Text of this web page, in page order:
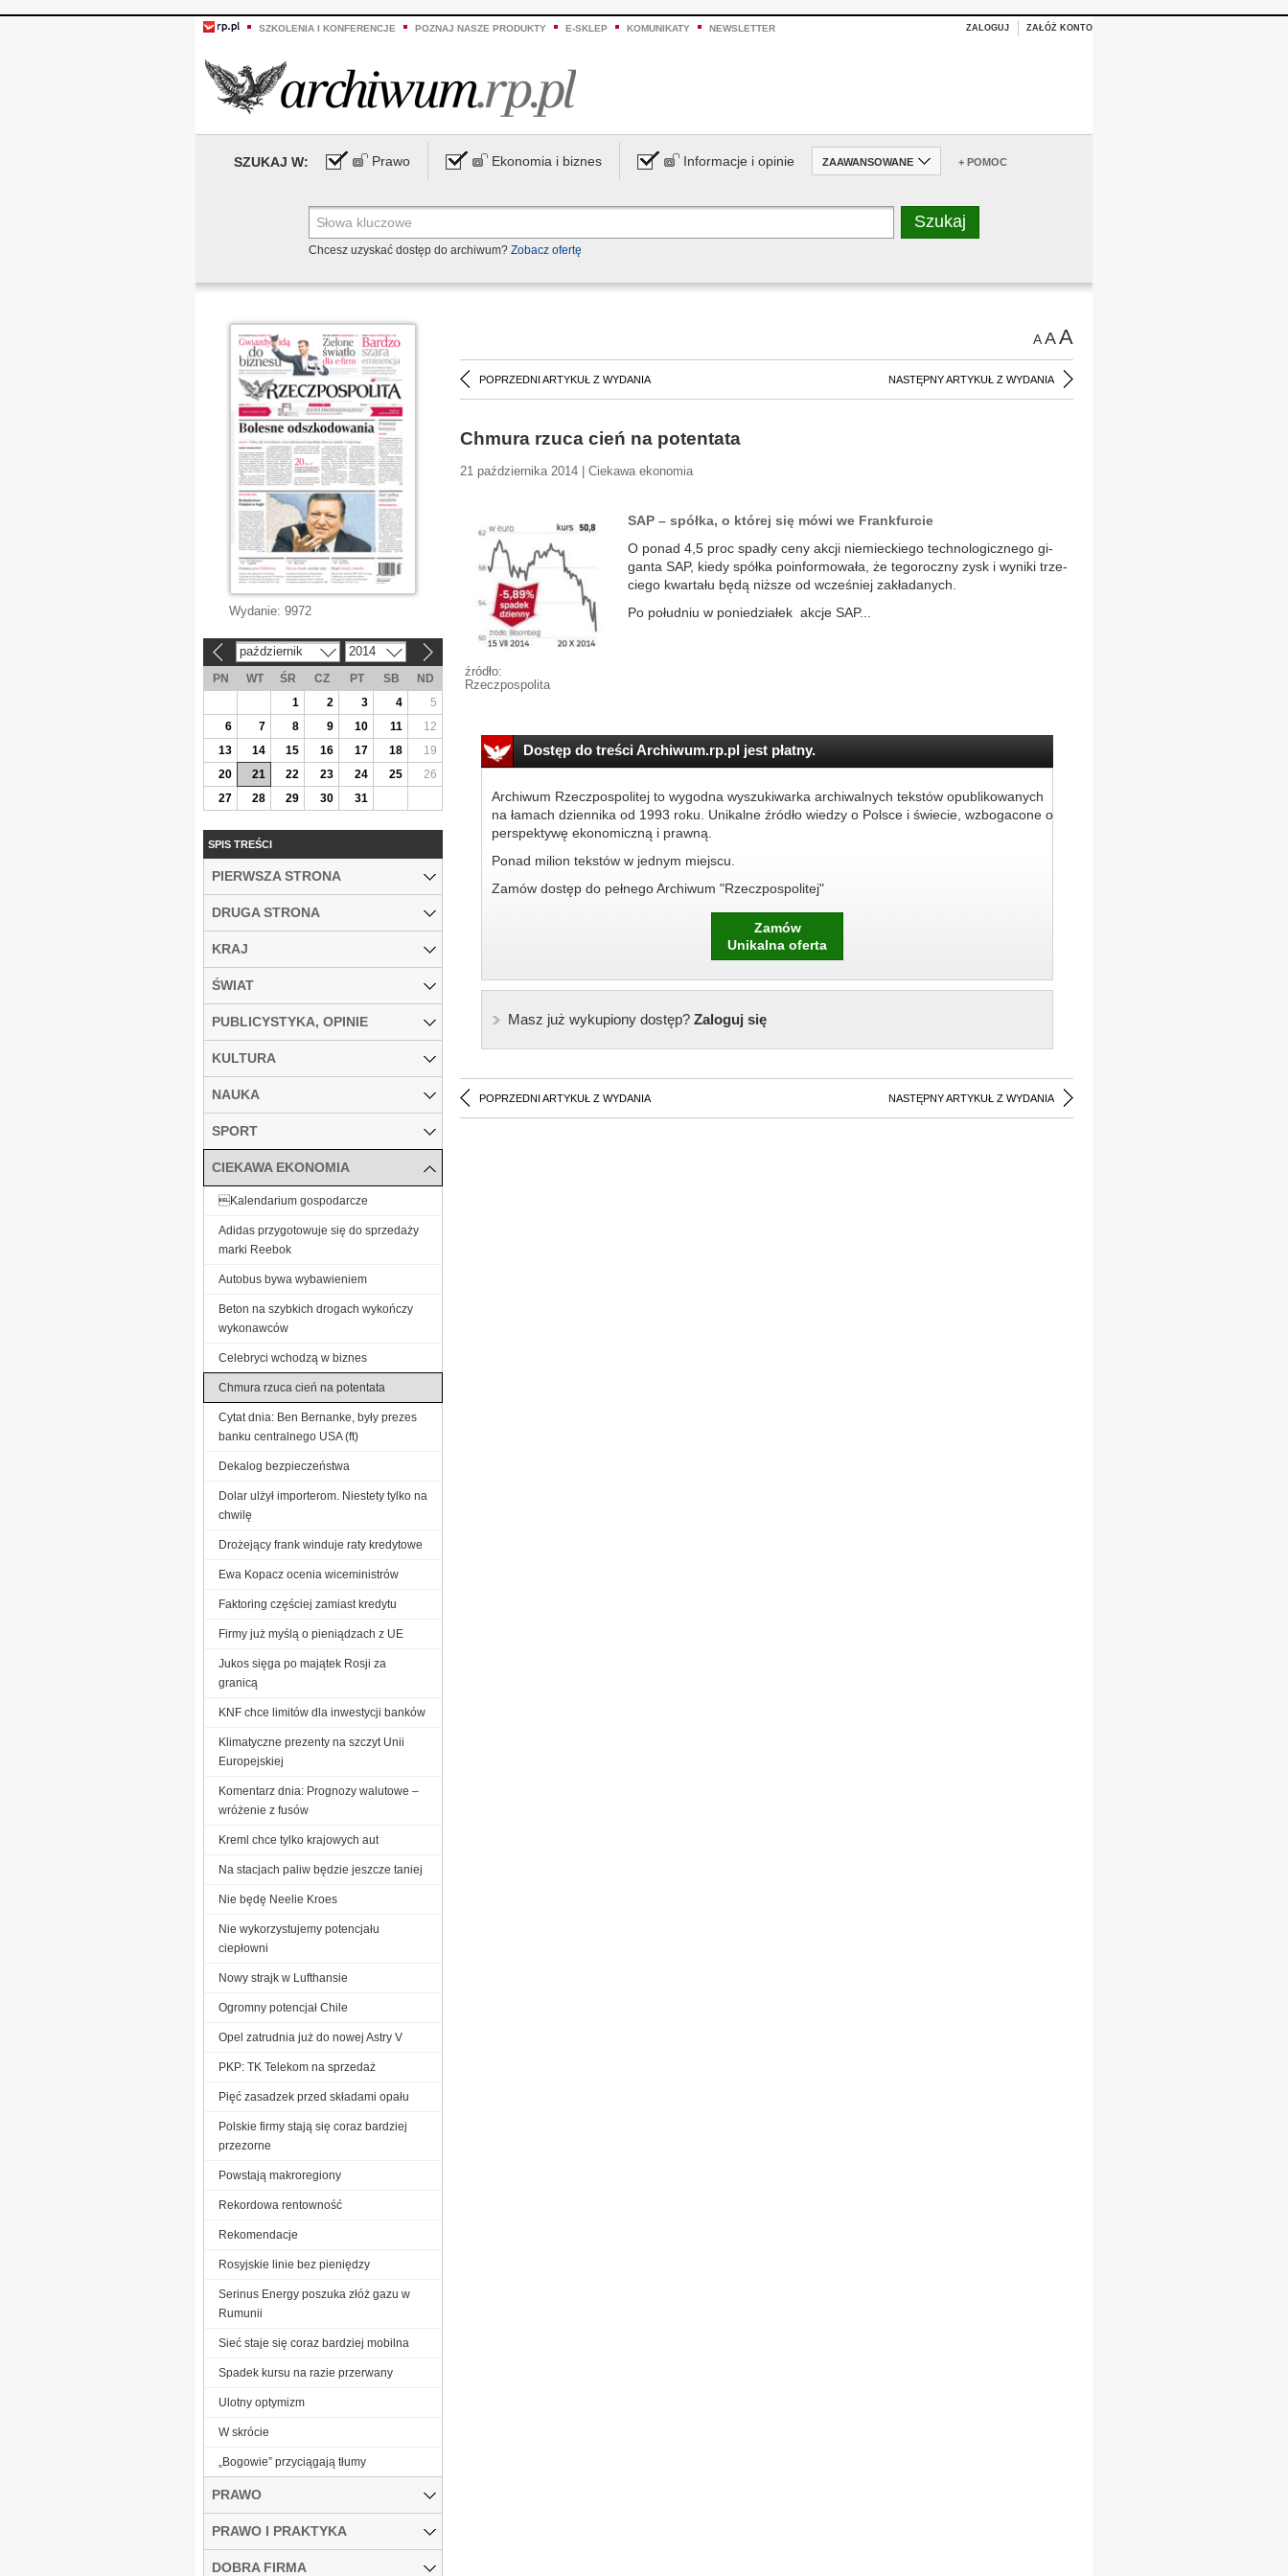
SZKOLENIA I KONFERENCJE POZNAJ NASZE PRODUKTY E-SKLEP KOMUNIKATY NEWSLETTER ZALOGUJ ZAŁÓŻ KONTO
SZUKAJ W: Prawo Ekonomia i biznes Informacje i opinie ZAAWANSOWANE + POMOC
Chcesz uzyskać dostęp do archiwum? Zobacz ofertę
AAA
POPRZEDNI ARTYKUŁ Z WYDANIA NASTĘPNY ARTYKUŁ Z WYDANIA
Chmura rzuca cień na potentata
21 października 2014 | Ciekawa ekonomia
źródło:
Rzeczpospolita
SAP – spółka, o której się mówi we Frankfurcie
O po­nad 4,5 proc spa­dły ce­ny ak­cji nie­miec­kie­go tech­no­lo­gicz­ne­go gi­
gan­ta SAP, kiedy spół­ka po­in­for­mo­wa­ła, że te­go­rocz­ny zysk i wy­ni­ki trze­
cie­go kwar­ta­łu bę­dą niż­sze od wcze­śniej za­kła­da­nych.
Po po­łu­dniu w po­nie­dzia­łek ak­cje SAP...
Dostęp do treści Archiwum.rp.pl jest płatny.
Archiwum Rzeczpospolitej to wygodna wyszukiwarka archiwalnych tekstów opublikowanych
na łamach dziennika od 1993 roku. Unikalne źródło wiedzy o Polsce i świecie, wzbogacone o
perspektywę ekonomiczną i prawną.
Ponad milion tekstów w jednym miejscu.
Zamów dostęp do pełnego Archiwum "Rzeczpospolitej"
Zamów
Unikalna oferta
Masz już wykupiony dostęp?Zaloguj się
POPRZEDNI ARTYKUŁ Z WYDANIA NASTĘPNY ARTYKUŁ Z WYDANIA
Wydanie: 9972
październik 2014
PN WT ŚR CZ PT SB
ND
1
2 3 4
5
6
7 8 9 10 11
12
13
14 15 16 17 18
19
20
21 22 23 24 25
26
27
28 29 30 31
SPIS TREŚCI
PIERWSZA STRONA
DRUGA STRONA
KRAJ
ŚWIAT
PUBLICYSTYKA, OPINIE
KULTURA
NAUKA
SPORT
CIEKAWA EKONOMIA
Kalendarium gospodarcze
Adidas przygotowuje się do sprzedaży
marki Reebok
Autobus bywa wybawieniem
Beton na szybkich drogach wykończy
wykonawców
Celebryci wchodzą w biznes
Chmura rzuca cień na potentata
Cytat dnia: Ben Bernanke, były prezes
banku centralnego USA (ft)
Dekalog bezpieczeństwa
Dolar ulżył importerom. Niestety tylko na
chwilę
Drożejący frank winduje raty kredytowe
Ewa Kopacz ocenia wiceministrów
Faktoring częściej zamiast kredytu
Firmy już myślą o pieniądzach z UE
Jukos sięga po majątek Rosji za
granicą
KNF chce limitów dla inwestycji banków
Klimatyczne prezenty na szczyt Unii
Europejskiej
Komentarz dnia: Prognozy walutowe –
wróżenie z fusów
Kreml chce tylko krajowych aut
Na stacjach paliw będzie jeszcze taniej
Nie będę Neelie Kroes
Nie wykorzystujemy potencjału
ciepłowni
Nowy strajk w Lufthansie
Ogromny potencjał Chile
Opel zatrudnia już do nowej Astry V
PKP: TK Telekom na sprzedaż
Pięć zasadzek przed składami opału
Polskie firmy stają się coraz bardziej
przezorne
Powstają makroregiony
Rekordowa rentowność
Re­ko­men­da­cje
Rosyjskie linie bez pieniędzy
Serinus Energy poszuka złóż gazu w
Rumunii
Sieć staje się coraz bardziej mobilna
Spadek kursu na razie przerwany
Ulotny optymizm
W skrócie
„Bogowie” przyciągają tłumy
PRAWO
PRAWO I PRAKTYKA
DOBRA FIRMA